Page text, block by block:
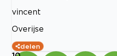
vincent
Overijse
delen